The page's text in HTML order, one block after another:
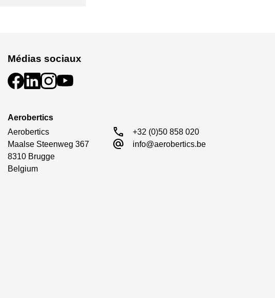
Médias sociaux
Aerobertics
Aerobertics
Maalse Steenweg 367
8310 Brugge
Belgium
call +32 (0)50 858 020
alternate_email info@aerobertics.be